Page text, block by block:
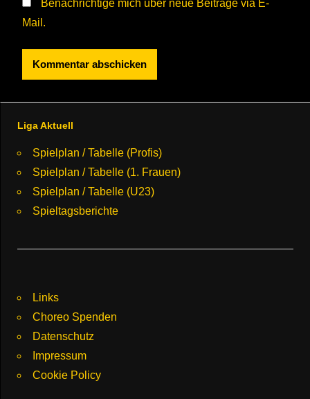
Benachrichtige mich über neue Beiträge via E-
Mail.
Liga Aktuell
Spielplan / Tabelle (Profis)
Spielplan / Tabelle (1. Frauen)
Spielplan / Tabelle (U23)
Spieltagsberichte
Links
Choreo Spenden
Datenschutz
Impressum
Cookie Policy